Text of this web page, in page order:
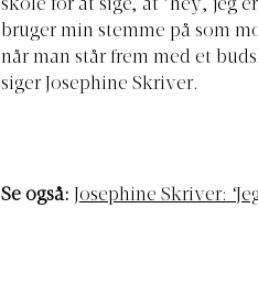
skole for at sige, at ’hey, jeg
bruger min stemme på som
når man står frem med et
siger Josephine Skriver.
Se også: Josephine Skriver: